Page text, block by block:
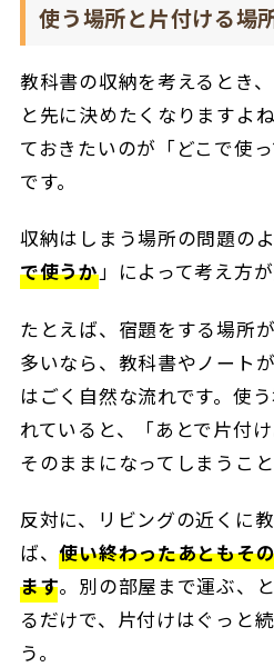
使う場所と片付ける場
教科書の収納を考えるとき
と先に決めたくなりますよ
ておきたいのが「どこで使
です。
収納はしまう場所の問題の
で使うか」によって考え方が
たとえば、宿題をする場所
多いなら、教科書やノート
はごく自然な流れです。使
れていると、「あとで片付
そのままになってしまうこと
反対に、リビングの近くに
ば、使い終わったあともそ
ます。別の部屋まで運ぶ、
るだけで、片付けはぐっと
う。